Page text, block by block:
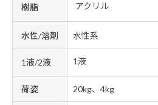
樹脂 アクリル
水性/溶剤 水性系
1液/2液 1液
荷姿 20kg、4kg